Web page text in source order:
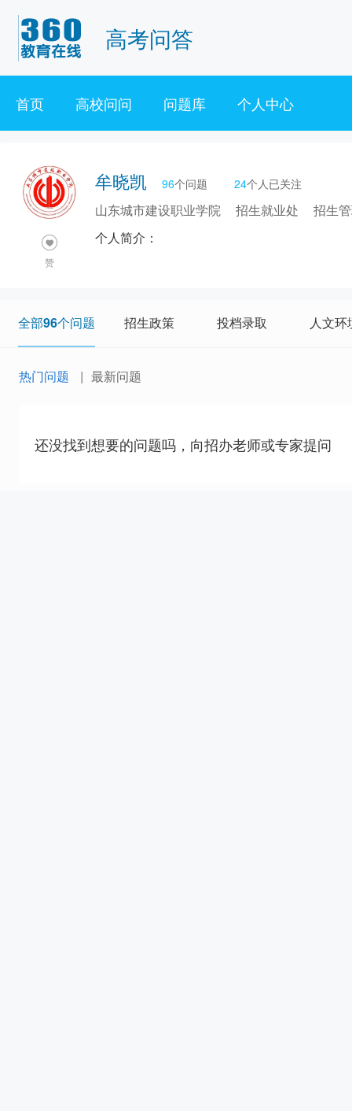
高考问答
首页 高校问问 问题库 个人中心
赞
牟晓凯 96个问题 24个人已关注
山东城市建设职业学院 招生就业处
招生
个人简介：
全部96个问题 招生政策 投档录取 人文环
热门问题 最新问题
还没找到想要的问题吗，向招办老师或专家提问